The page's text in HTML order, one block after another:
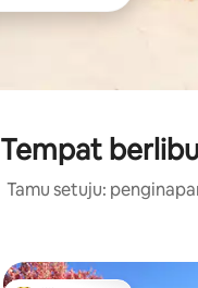
Tempat
Tamu setuju: